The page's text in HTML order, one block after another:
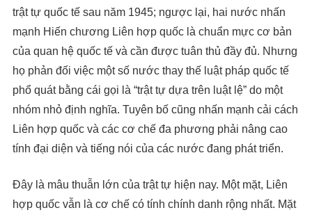
trật tự quốc tế sau năm 1945; ngược lại, hai nước nhấn
mạnh Hiến chương Liên hợp quốc là chuẩn mực cơ bản
của quan hệ quốc tế và cần được tuân thủ đầy đủ. Nhưng
họ phản đối việc một số nước thay thế luật pháp quốc tế
phổ quát bằng cái gọi là “trật tự dựa trên luật lệ” do một
nhóm nhỏ định nghĩa. Tuyên bố cũng nhấn mạnh cải cách
Liên hợp quốc và các cơ chế đa phương phải nâng cao
tính đại diện và tiếng nói của các nước đang phát triển.
Đây là mâu thuẫn lớn của trật tự hiện nay. Một mặt, Liên
hợp quốc vẫn là cơ chế có tính chính danh rộng nhất. Mặt